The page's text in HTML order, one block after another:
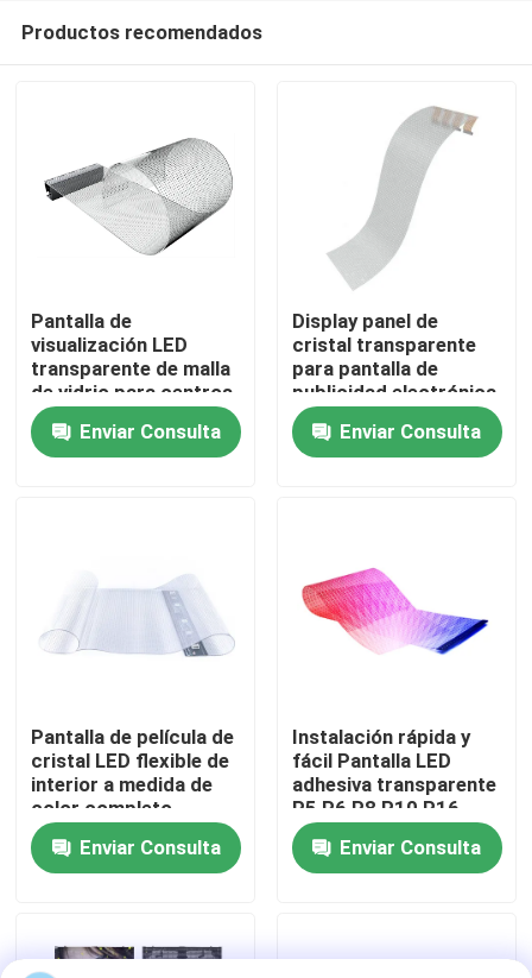
Productos
Los vídeos
Sobre nosotros
Recorrido por la fábrica
Control de calidad
Contacta con nosotros
Solicitar una cita
Productos recomendados
Pantalla de
visualización LED
transparente de malla
de vidrio para centros
comerciales
multipropósito
Enviar Consulta
Display panel de
cristal transparente
para pantalla de
publicidad electrónica
de laminado flexible de
vidrioEnviar Consulta
Pantalla de película de
cristal LED flexible de
interior a medida de
color completo
Enviar Consulta
Instalación rápida y
fácil Pantalla LED
adhesiva transparente
P5 P6 P8 P10 P16
P20 Pantalla de
película LED
transparente flexible
Enviar Consulta